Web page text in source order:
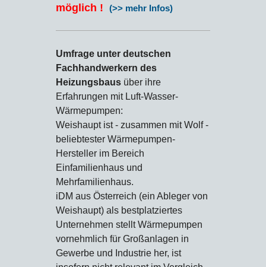
möglich ! (>> mehr Infos)
Umfrage unter deutschen
Fachhandwerkern des
Heizungsbaus über ihre
Erfahrungen mit Luft-Wasser-
Wärmepumpen:
Weishaupt ist - zusammen mit Wolf -
beliebtester Wärmepumpen-
Hersteller im Bereich
Einfamilienhaus und
Mehrfamilienhaus.
iDM aus Österreich (ein Ableger von
Weishaupt) als bestplatziertes
Unternehmen stellt Wärmepumpen
vornehmlich für Großanlagen in
Gewerbe und Industrie her, ist